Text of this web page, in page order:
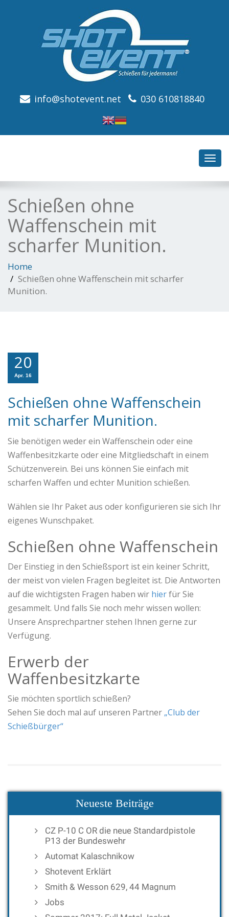
info@shotevent.net 030 610818840
Schießen ohne
Waffenschein mit
scharfer Munition.
Home
Schießen ohne Waffenschein mit scharfer
Munition.
20
Apr. 16
Schießen ohne Waffenschein
mit scharfer Munition.
Sie benötigen weder ein Waffenschein oder eine
Waffenbesitzkarte oder eine Mitgliedschaft in einem
Schützenverein. Bei uns können Sie einfach mit
scharfen Waffen und echter Munition schießen.
Wählen sie Ihr Paket aus oder konfigurieren sie sich Ihr
eigenes Wunschpaket.
Schießen ohne Waffenschein
Der Einstieg in den Schießsport ist ein keiner Schritt,
der meist von vielen Fragen begleitet ist. Die Antworten
auf die wichtigsten Fragen haben wir hierfür Sie
gesammelt. Und falls Sie noch mehr wissen wollen:
Unsere Ansprechpartner stehen Ihnen gerne zur
Verfügung.
Erwerb der
Waffenbesitzkarte
Sie möchten sportlich schießen?
Sehen Sie doch mal auf unseren Partner „Club der
Schießbürger“
Neueste Beiträge
CZ P-10 C OR die neue Standardpistole
P13 der Bundeswehr
Automat Kalaschnikow
Shotevent Erklärt
Smith & Wesson 629, 44 Magnum
Jobs